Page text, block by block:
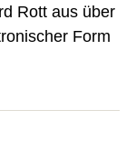
Rott aus über
Form